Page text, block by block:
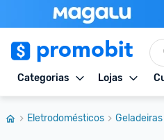
Categorias Lojas
Eletrodomésticos